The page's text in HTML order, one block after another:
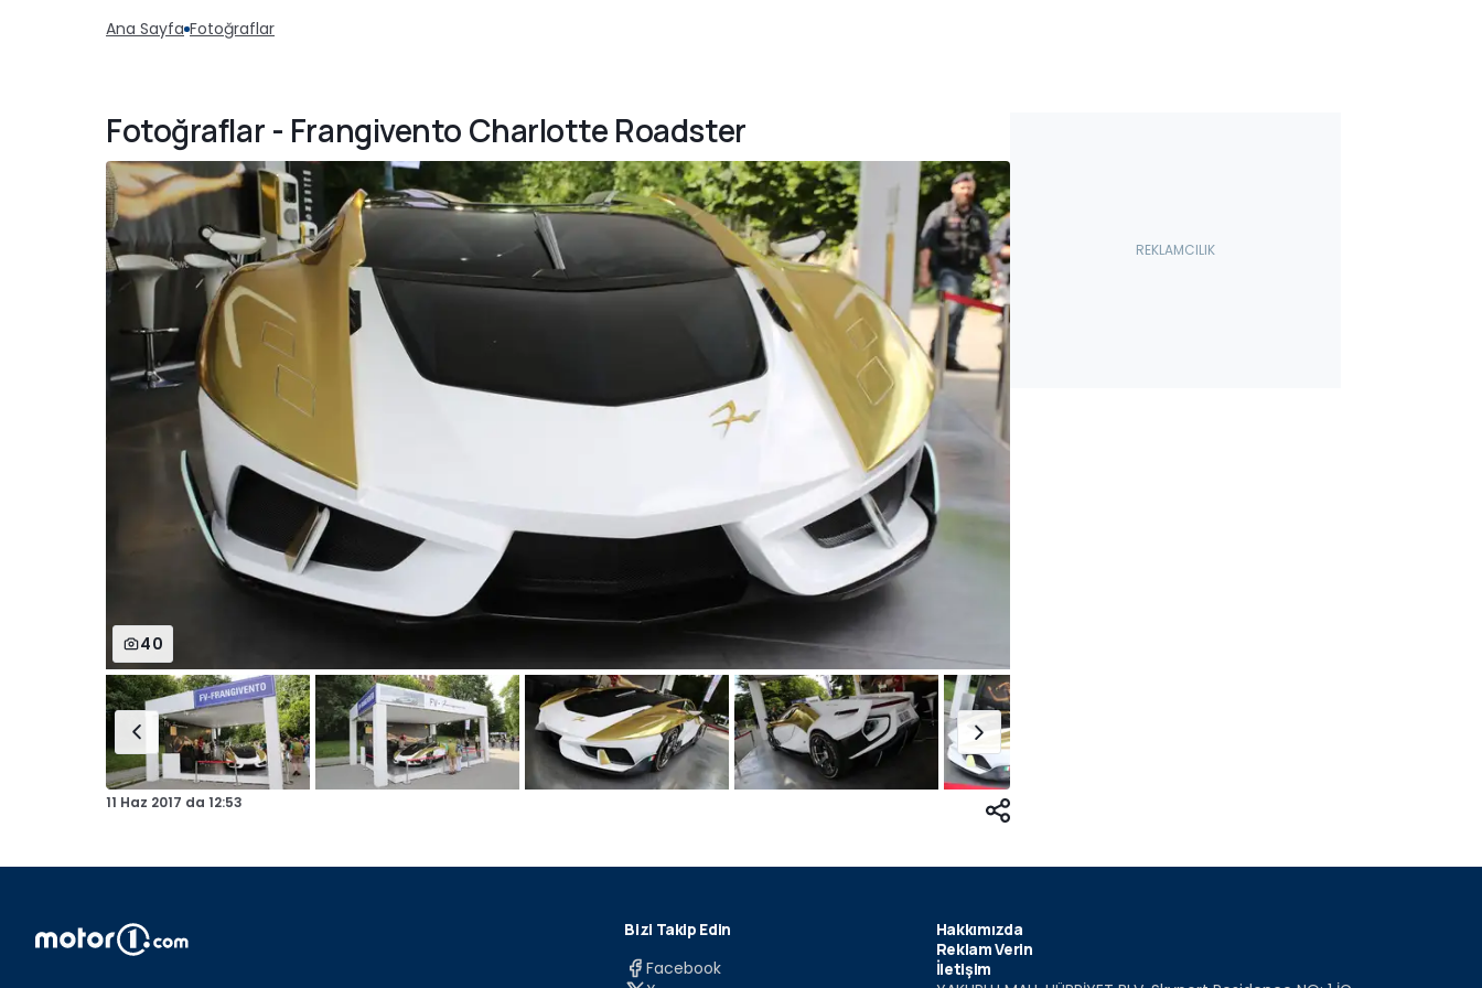
Ana Sayfa Fotoğraflar
Fotoğraflar - Frangivento Charlotte Roadster
40
11 Haz 2017 da 12:53
Bizi Takip Edin
Facebook
Hakkımızda
Reklam Verin
İletişim